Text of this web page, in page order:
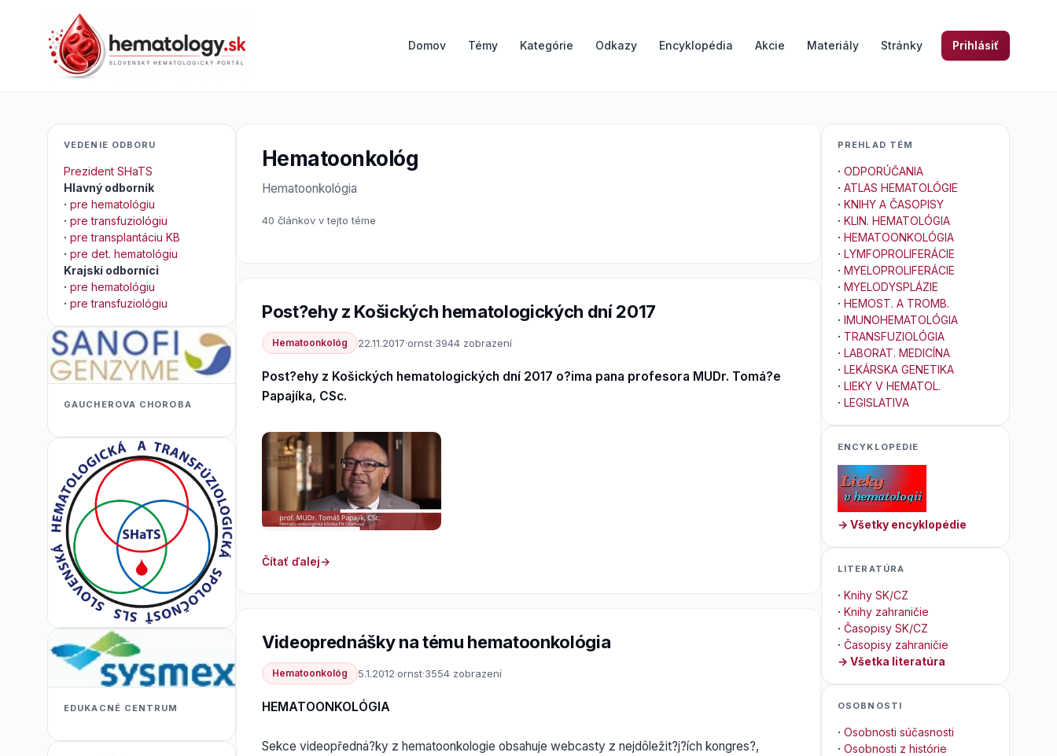
Domov Témy Kategórie Odkazy Encyklopédia Akcie Materiály Stránky Prihlásiť
Hematoonkológ
Hematoonkológia
40 článkov v tejto téme
Post?ehy z Košických hematologických dní 2017
Hematoonkológ 22.11.2017·ornst·3944 zobrazení
Post?ehy z Košických hematologických dní 2017 o?ima pana profesora MUDr. Tomá?e
Papajíka, CSc.
Čítať ďalej
Videoprednášky na tému hematoonkológia
Hematoonkológ 5.1.2012·ornst·3554 zobrazení
HEMATOONKOLÓGIA
Sekce videopředná?ky z hematoonkologie obsahuje webcasty z nejdôležit?j?ích kongres?,
VEDENIE ODBORU
Prezident SHaTS
Hlavný odborník
· pre hematológiu
· pre transfuziológiu
· pre transplantáciu KB
· pre det. hematológiu
Krajskí odborníci
· pre hematológiu
· pre transfuziológiu
GAUCHEROVA CHOROBA
EDUKACNÉ CENTRUM
PREHLAD TÉM
· ODPORÚČANIA
· ATLAS HEMATOLÓGIE
· KNIHY A ČASOPISY
· KLIN. HEMATOLÓGIA
· HEMATOONKOLÓGIA
· LYMFOPROLIFERÁCIE
· MYELOPROLIFERÁCIE
· MYELODYSPLÁZIE
· HEMOST. A TROMB.
· IMUNOHEMATOLÓGIA
· TRANSFUZIOLÓGIA
· LABORAT. MEDICÍNA
· LEKÁRSKA GENETIKA
· LIEKY V HEMATOL.
· LEGISLATIVA
ENCYKLOPEDIE
→ Všetky encyklopédie
LITERATÚRA
· Knihy SK/CZ
· Knihy zahraničie
· Časopisy SK/CZ
· Časopisy zahraničie
→ Všetka literatúra
OSOBNOSTI
· Osobnosti súčasnosti
· Osobnosti z histórie